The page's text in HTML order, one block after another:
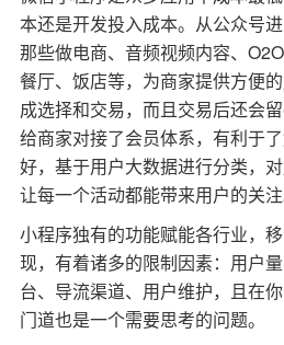
本还是开发投入成本。从公众号
那些做电商、音频视频内容、
餐厅、饭店等，为商家提供方便
成选择和交易，而且交易后还会
给商家对接了会员体系，有利于
好，基于用户大数据进行分类，
让每一个活动都能带来用户的关注
小程序独有的功能赋能各行业，
现，有着诸多的限制因素：用户
台、导流渠道、用户维护，且在
门道也是一个需要思考的问题。